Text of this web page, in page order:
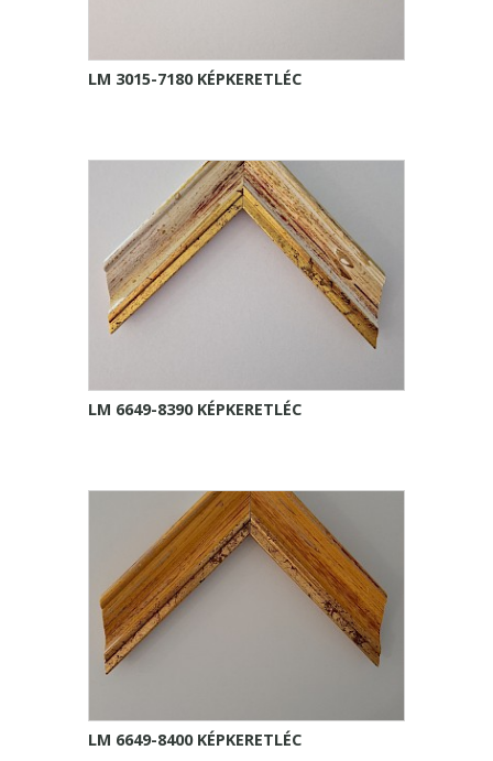
LM 3015-7180 KÉPKERETLÉC
LM 6649-8390 KÉPKERETLÉC
LM 6649-8400 KÉPKERETLÉC